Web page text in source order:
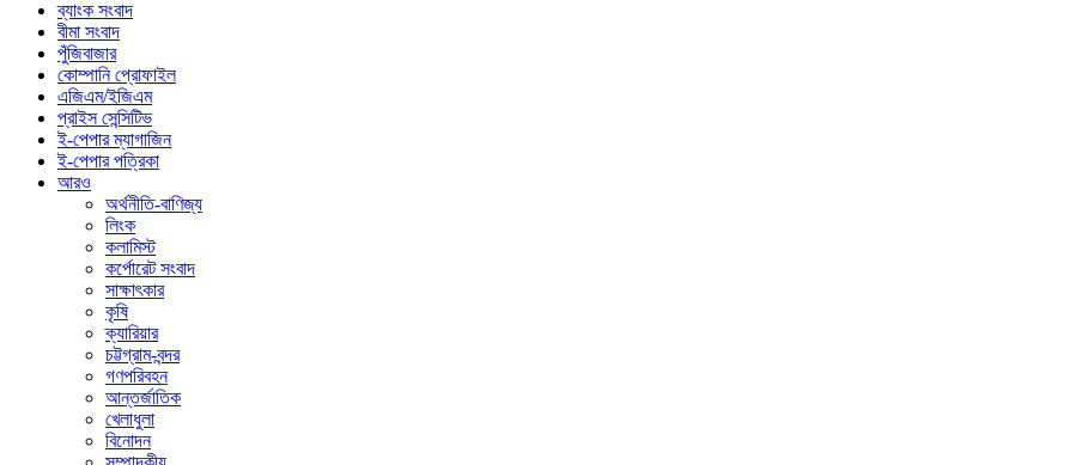
ব্যাংক সংবাদ
বীমা সংবাদ
পুঁজিবাজার
কোম্পানি প্রোফাইল
এজিএম/ইজিএম
প্রাইস সেন্সিটিভ
ই-পেপার ম্যাগাজিন
ই-পেপার পত্রিকা
আরও
অর্থনীতি-বাণিজ্য
লিংক
কলামিস্ট
কর্পোরেট সংবাদ
সাক্ষাৎকার
কৃষি
ক্যারিয়ার
চট্টগ্রাম-বন্দর
গণপরিবহন
আন্তর্জাতিক
খেলাধুলা
বিনোদন